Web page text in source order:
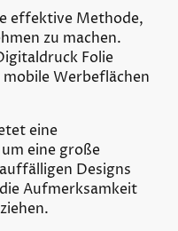
effektive Methode,
zu machen.
Folie
Werbeflächen
eine
eine große
Designs
Aufmerksamkeit